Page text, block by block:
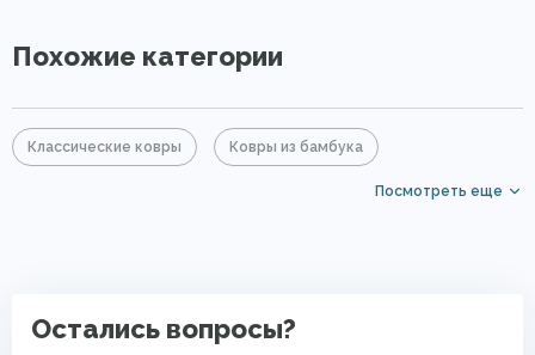
Похожие категории
Классические ковры Ковры из бамбука
Овальные ковры
Посмотреть еще
Остались вопросы?